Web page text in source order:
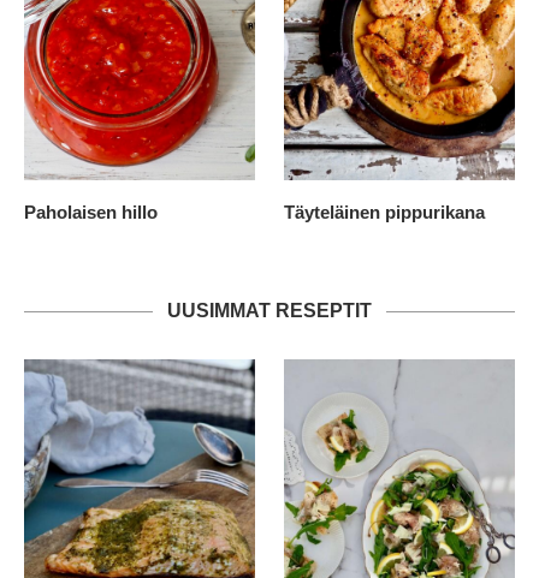
Paholaisen hillo Täyteläinen pippurikana
UUSIMMAT RESEPTIT